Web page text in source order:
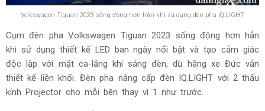
Volkswagen Tiguan 2023 sống động hơn hẳn khi sử dụng đèn pha IQ.LIGHT
Cụm đèn pha Volkswagen Tiguan 2023 sống động hơn hẳn
khi sử dụng thiết kế LED ban ngày nổi bật và tạo cảm giác
độc lập với mặt ca-lăng khi sáng đèn, dù hãng xe Đức vẫn
thiết kế liền khối. Đèn pha nâng cấp đèn IQ.LIGHT với 2 thấu
kính Projector cho mỗi bên thay vì 1 như trước.